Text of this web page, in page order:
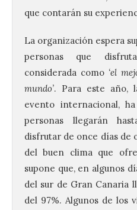
que contarán su
La organización espera
personas que
considerada como ‘el
mundo’. Para este año,
evento internacional, ha
personas llegarán
disfrutar de once días de
del buen clima que
supone que, en algunos
del sur de Gran Canaria
del 97%. Algunos de los